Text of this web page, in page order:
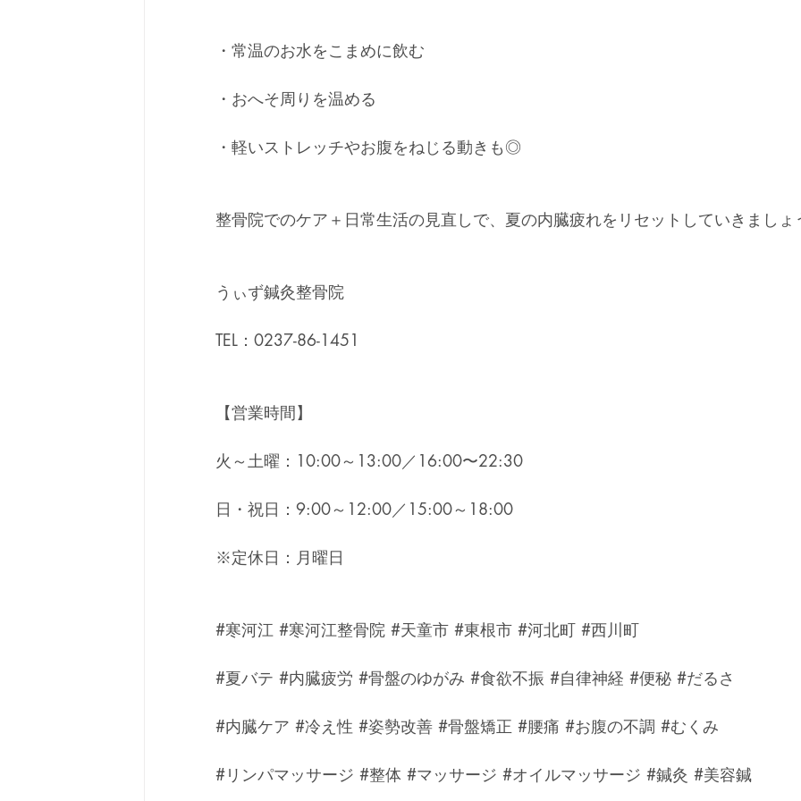
・常温のお水をこまめに飲む
・おへそ周りを温める
・軽いストレッチやお腹をねじる動きも◎
整骨院でのケア＋日常生活の見直しで、夏の内臓疲れをリセットしていきましょ
うぃず鍼灸整骨院
TEL：0237-86-1451
【営業時間】
火～土曜：10:00～13:00／16:00〜22:30
日・祝日：9:00～12:00／15:00～18:00
※定休日：月曜日
#寒河江 #寒河江整骨院 #天童市 #東根市 #河北町 #西川町
#夏バテ #内臓疲労 #骨盤のゆがみ #食欲不振 #自律神経 #便秘 #だるさ
#内臓ケア #冷え性 #姿勢改善 #骨盤矯正 #腰痛 #お腹の不調 #むくみ
#リンパマッサージ #整体 #マッサージ #オイルマッサージ #鍼灸 #美容鍼